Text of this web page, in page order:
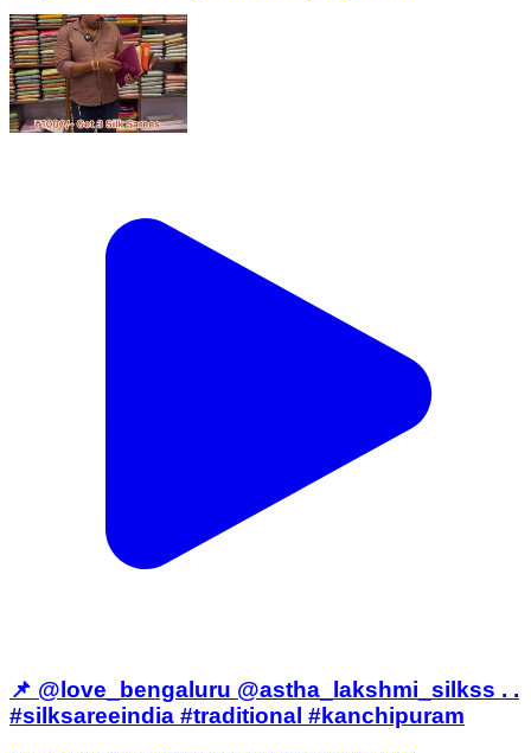
📌 @love_bengaluru @astha_lakshmi_silkss . .
#silksareeindia #traditional #kanchipuram